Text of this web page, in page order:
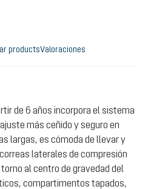
productsValoraciones
de 6 años incorpora el sistema
más ceñido y seguro en
largas, es cómoda de llevar y
laterales de compresión
al centro de gravedad del
compartimentos tapados,